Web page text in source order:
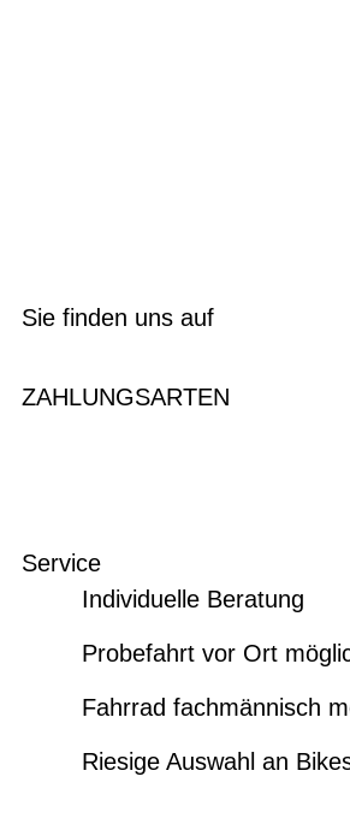
Sie finden uns auf
ZAHLUNGSARTEN
Service
Individuelle Beratung
Probefahrt vor Ort
Fahrrad fachmännisch
Riesige Auswahl an